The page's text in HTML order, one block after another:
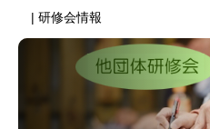
| 研修会情報